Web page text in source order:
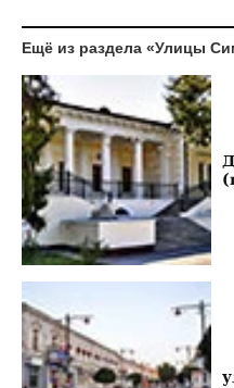
Ещё из раздела «Улицы